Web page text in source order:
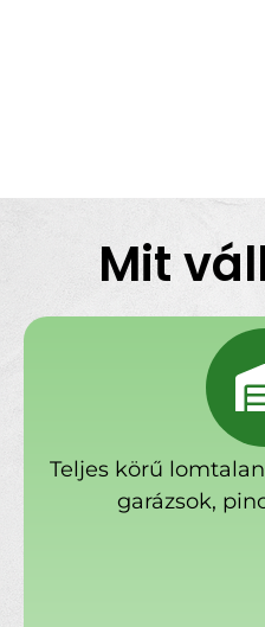
Mit
Teljes körű
garázsok,